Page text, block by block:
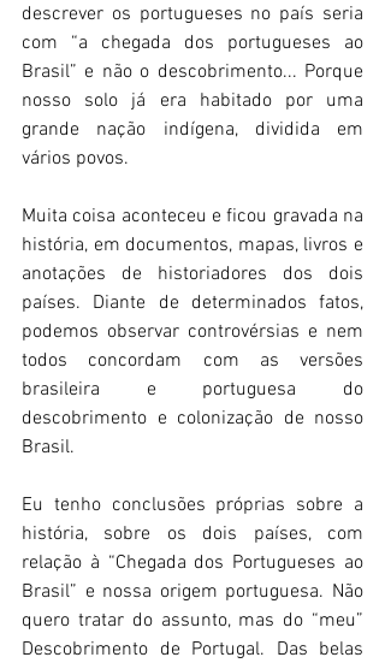
descrever os portugueses no país seria
com “a chegada dos portugueses ao
Brasil” e não o descobrimento... Porque
nosso solo já era habitado por uma
grande nação indígena, dividida em
vários povos.
Muita coisa aconteceu e ficou gravada na
história, em documentos, mapas, livros e
anotações de historiadores dos dois
países. Diante de determinados fatos,
podemos observar controvérsias e nem
todos concordam com as versões
brasileira e portuguesa do
descobrimento e colonização de nosso
Brasil.
Eu tenho conclusões próprias sobre a
história, sobre os dois países, com
relação à “Chegada dos Portugueses ao
Brasil” e nossa origem portuguesa. Não
quero tratar do assunto, mas do “meu”
Descobrimento de Portugal. Das belas